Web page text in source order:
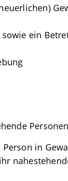
ein
in